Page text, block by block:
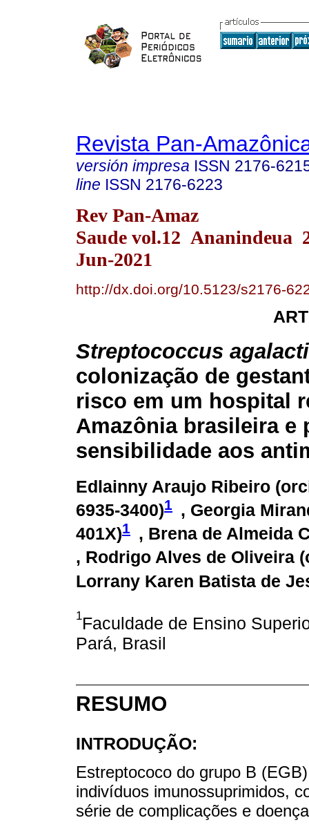
Revista Pan-
versión impresa ISSN 2176-
line ISSN 2176-6223
Rev Pan-Amaz
Saude vol.12 Ananindeua
Jun-2021
http://dx.doi.org/10.5123/s2176-
Streptococcus
colonização de
risco em um hospital
Amazônia brasileira e
sensibilidade aos
Edlainny Araujo Ribeiro (
6935-3400)1 , Georgia
401X)1 , Brena de Almeida
, Rodrigo Alves de Oliveira (
Lorrany Karen Batista de
1Faculdade de Ensino
Pará, Brasil
RESUMO
INTRODUÇÃO:
Estreptococo do grupo B
indivíduos imunossuprimidos,
série de complicações e